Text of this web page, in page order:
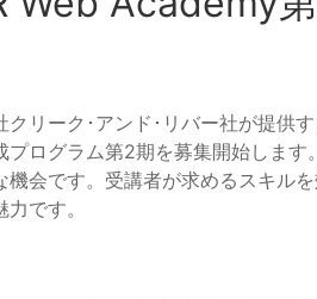
クリーク･アンド･リバー社が提供
プログラム第2期を募集開始しま
機会です。受講者が求めるスキル
です。